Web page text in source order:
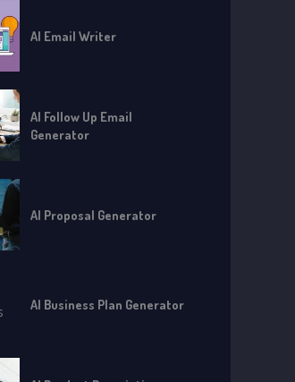
AI Email Writer
AI Follow Up Email
Generator
AI Proposal Generator
AI Business Plan Generator